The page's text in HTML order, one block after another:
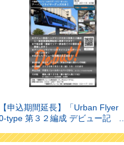
【申込期間延長】「Urban Flyer
type 第３２編成 デビュー記
！